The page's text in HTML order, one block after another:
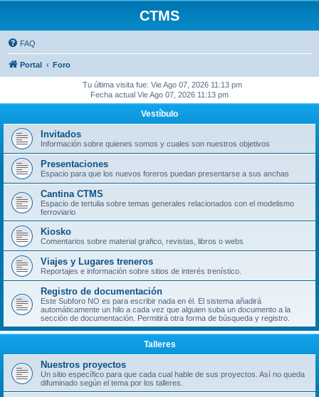
CTMS
FAQ
Portal Foro
Tu última visita fue: Vie Ago 07, 2026 11:13 pm
Fecha actual Vie Ago 07, 2026 11:13 pm
Vestíbulo
Invitados
Información sobre quienes somos y cuales son nuestros objetivos
Presentaciones
Espacio para que los nuevos foreros puedan presentarse a sus anchas
Cantina CTMS
Espacio de tertulia sobre temas generales relacionados con el modelismo
ferroviario
Kiosko
Comentarios sobre material grafico, revistas, libros o webs
Viajes y Lugares treneros
Reportajes e información sobre sitios de interés trenístico.
Registro de documentación
Este Subforo NO es para escribir nada en él. El sistema añadirá
automáticamente un hilo a cada vez que alguien suba un documento a la
sección de documentación. Permitirá otra forma de búsqueda y registro.
Talleres
Nuestros proyectos
Un sitio específico para que cada cual hable de sus proyectos. Así no queda
difuminado según el tema por los talleres.